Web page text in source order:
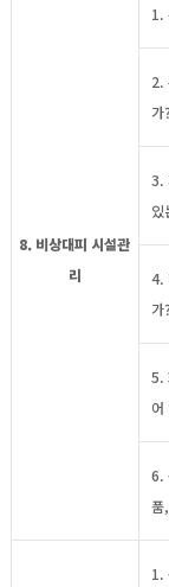
8. 비상대피 시설관
리
1.
2.
가
3.
있
4.
가
5.
어
6.
품
1.